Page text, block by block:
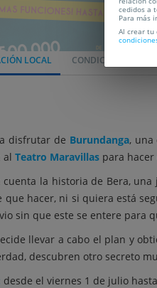
LOCAL CONDICIONES
disfrutar de Burundanga, una
al Teatro Maravillas para
cuenta la historia de Bera,
que hacer, ni si quiera está
sin que este se entere para
llevar a cabo el plan y
descubren otro secreto
desde el viernes 1 de julio
cedidos a
Para más
Al crear tu